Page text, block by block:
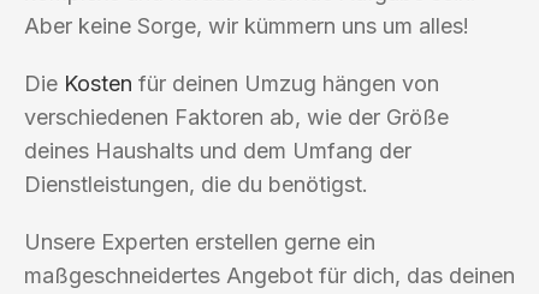
Aber keine Sorge, wir kümmern uns um alles!
Die Kosten für deinen Umzug hängen von
verschiedenen Faktoren ab, wie der Größe
deines Haushalts und dem Umfang der
Dienstleistungen, die du benötigst.
Unsere Experten erstellen gerne ein
maßgeschneidertes Angebot für dich, das deinen